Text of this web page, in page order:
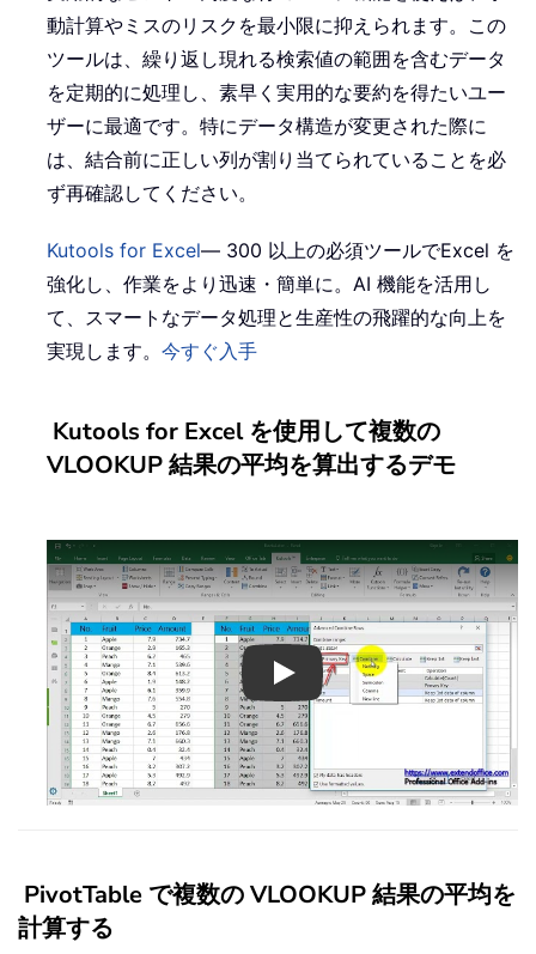
動計算やミスのリスクを最小限に抑えられます。この
ツールは、繰り返し現れる検索値の範囲を含むデータ
を定期的に処理し、素早く実用的な要約を得たいユー
ザーに最適です。特にデータ構造が変更された際に
は、結合前に正しい列が割り当てられていることを必
ず再確認してください。
Kutools for Excel— 300 以上の必須ツールでExcel を
強化し、作業をより迅速・簡単に。AI 機能を活用し
て、スマートなデータ処理と生産性の飛躍的な向上を
実現します。 今すぐ入手
Kutools for Excel を使用して複数の
VLOOKUP 結果の平均を算出するデモ
Play
PivotTable で複数の VLOOKUP 結果の平均を
計算する